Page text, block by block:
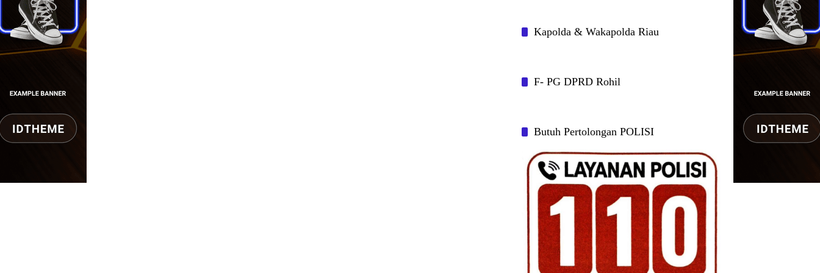
Kapolda & Wakapolda Riau
F- PG DPRD Rohil
Butuh Pertolongan POLISI